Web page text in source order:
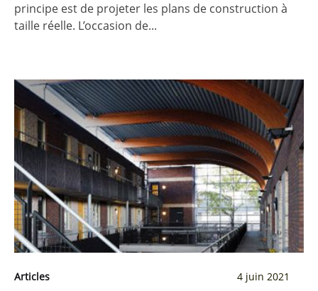
principe est de projeter les plans de construction à
taille réelle. L’occasion de...
Articles 4 juin 2021